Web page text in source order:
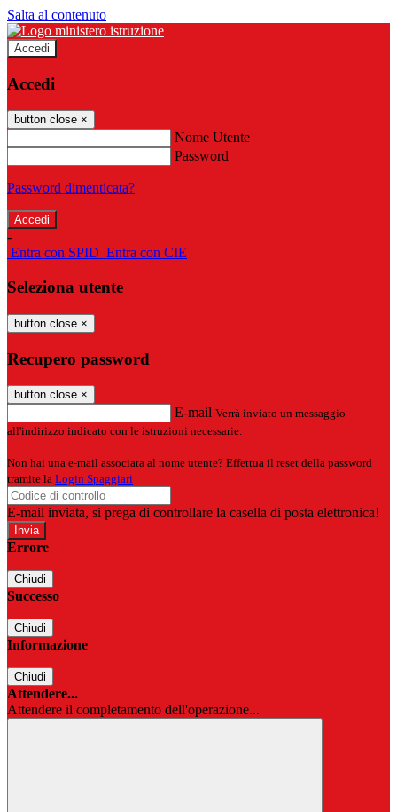
Salta al contenuto
Accedi
Accedi
button close ×
Nome Utente
Password
Password dimenticata?
-
Entra con SPID Entra con CIE
Seleziona utente
button close ×
Recupero password
button close ×
E-mail Verrà inviato un messaggio
all'indirizzo indicato con le istruzioni necessarie.
Non hai una e-mail associata al nome utente? Effettua il reset della password
tramite la Login Spaggiari
E-mail inviata, si prega di controllare la casella di posta elettronica!
Errore
Chiudi
Successo
Chiudi
Informazione
Chiudi
Attendere...
Attendere il completamento dell'operazione...